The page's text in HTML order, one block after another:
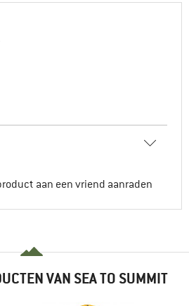
aan een vriend aanraden
VAN SEA TO SUMMIT